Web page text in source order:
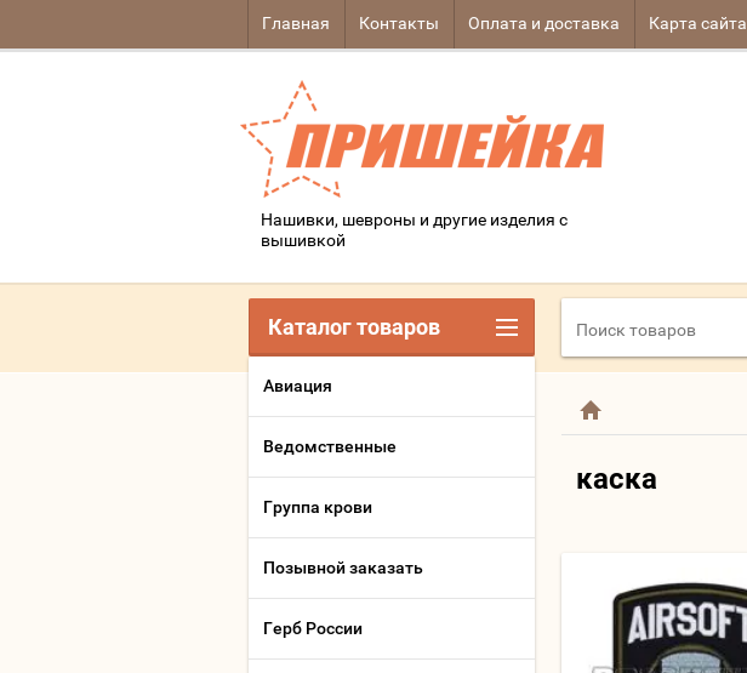
Главная Контакты Оплата и доставка Карта сайта
Нашивки, шевроны и другие изделия с
вышивкой
каска
Каталог товаров
Авиация
Ведомственные
Группа крови
Позывной заказать
Герб России